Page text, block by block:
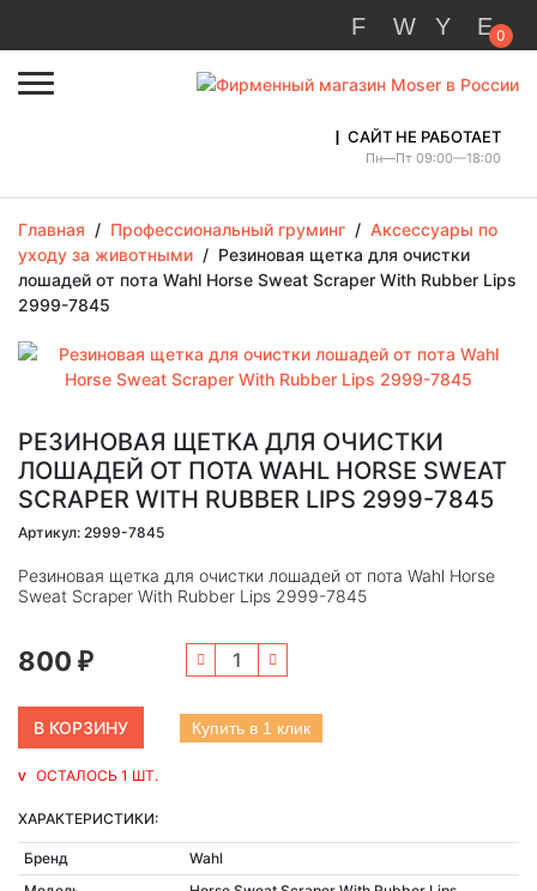
0
САЙТ НЕ РАБОТАЕТ
Пн—Пт 09:00—18:00
Главная / Профессиональный груминг / Аксессуары по
уходу за животными / Резиновая щетка для очистки
лошадей от пота Wahl Horse Sweat Scraper With Rubber Lips
2999-7845
РЕЗИНОВАЯ ЩЕТКА ДЛЯ ОЧИСТКИ
ЛОШАДЕЙ ОТ ПОТА WAHL HORSE SWEAT
SCRAPER WITH RUBBER LIPS 2999-7845
Артикул: 2999-7845
Резиновая щетка для очистки лошадей от пота Wahl Horse
Sweat Scraper With Rubber Lips 2999-7845
800 ₽
Купить в 1 клик
ОСТАЛОСЬ 1 ШТ.
ХАРАКТЕРИСТИКИ:
Бренд
Wahl